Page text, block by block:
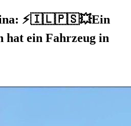
⚡️🇮🇱🇵🇸💥Ein
hat ein Fahrzeug in